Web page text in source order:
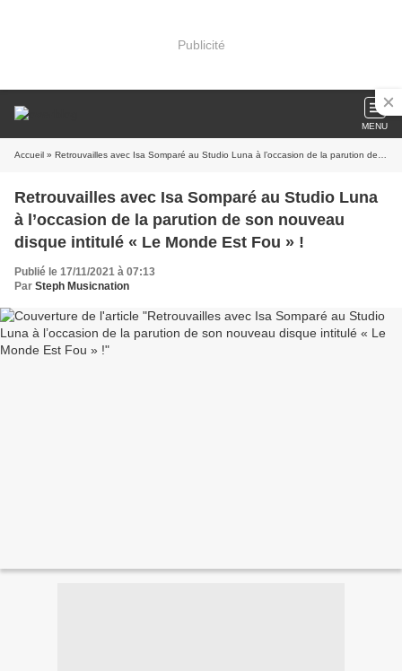
Publicité
MENU
Accueil » Retrouvailles avec Isa Somparé au Studio Luna à l’occasion de la parution de son nouveau disque intitulé « Le Monde Est Fou » !
Retrouvailles avec Isa Somparé au Studio Luna
à l’occasion de la parution de son nouveau
disque intitulé « Le Monde Est Fou » !
Publié le 17/11/2021 à 07:13
Par Steph Musicnation